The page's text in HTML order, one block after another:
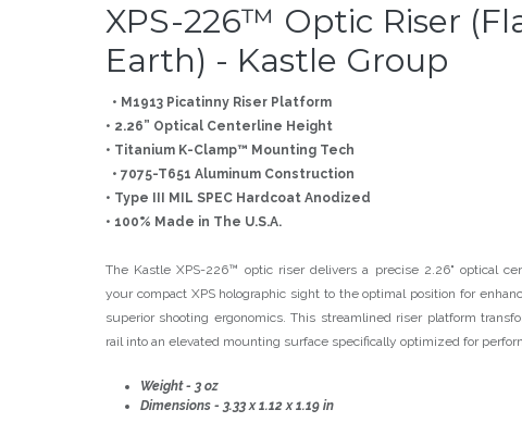
XPS-226™ Optic Riser
Earth) - Kastle Group
• M1913 Picatinny Riser Platform
• 2.26” Optical Centerline Height
• Titanium K-Clamp™ Mounting Tech
• 7075-T651 Aluminum Construction
• Type III MIL SPEC Hardcoat Anodized
• 100% Made in The U.S.A.
The Kastle XPS-226™ optic riser delivers a precise 2.26" optical
your compact XPS holographic sight to the optimal position for
superior shooting ergonomics. This streamlined riser platform
rail into an elevated mounting surface specifically optimized for
Weight - 3 oz
Dimensions - 3.33 x 1.12 x 1.19 in